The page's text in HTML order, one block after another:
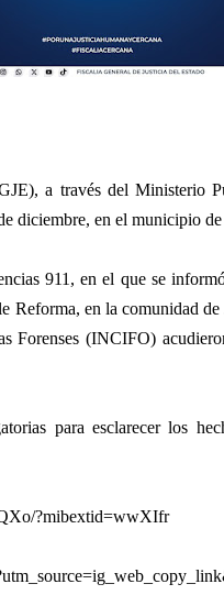
a través del Ministerio
diciembre, en el municipio
911, en el que se
en la comunidad de
Forenses (INCIFO)
para esclarecer los
?mibextid=wwXIfr